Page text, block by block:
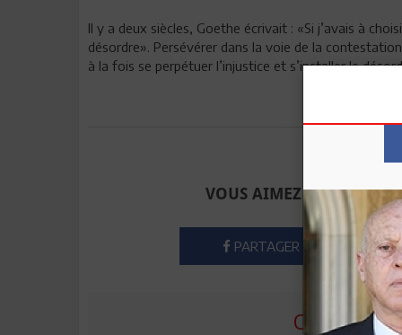
Il y a deux siècles, Goethe écrivait : «Si j’avais à
désordre». Persévérer dans la voie de la
à la fois se perpétuer l’injustice et s’installer le
Envoyer à
VOUS AIMEZ CET
PARTAGER